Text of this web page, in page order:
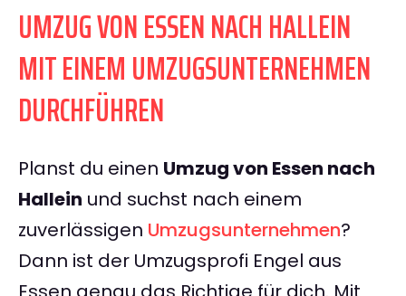
UMZUG VON ESSEN NACH HALLEIN
MIT EINEM UMZUGSUNTERNEHMEN
DURCHFÜHREN
Planst du einen Umzug von Essen nach
Hallein und suchst nach einem
zuverlässigen Umzugsunternehmen?
Dann ist der Umzugsprofi Engel aus